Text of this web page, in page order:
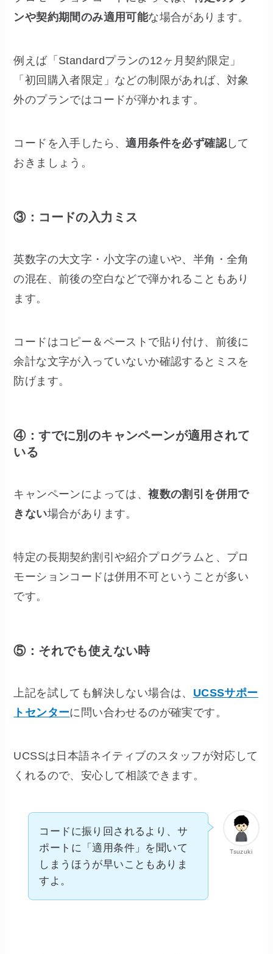
ンや契約期間のみ適用可能な場合があります。
例えば「Standardプランの12ヶ月契約限定」
「初回購入者限定」などの制限があれば、対象
外のプランではコードが弾かれます。
コードを入手したら、適用条件を必ず確認して
おきましょう。
③：コードの入力ミス
英数字の大文字・小文字の違いや、半角・全角
の混在、前後の空白などで弾かれることもあり
ます。
コードはコピー＆ペーストで貼り付け、前後に
余計な文字が入っていないか確認するとミスを
防げます。
④：すでに別のキャンペーンが適用されて
いる
キャンペーンによっては、複数の割引を併用で
きない場合があります。
特定の長期契約割引や紹介プログラムと、プロ
モーションコードは併用不可ということが多い
です。
⑤：それでも使えない時
上記を試しても解決しない場合は、 UCSSサポー
トセンターに問い合わせるのが確実です。
UCSSは日本語ネイティブのスタッフが対応して
くれるので、安心して相談できます。
Tsuzuki
コードに振り回されるより、サ
ポートに「適用条件」を聞いて
しまうほうが早いこともありま
すよ。